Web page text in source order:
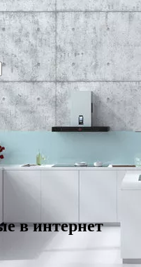
в интернет